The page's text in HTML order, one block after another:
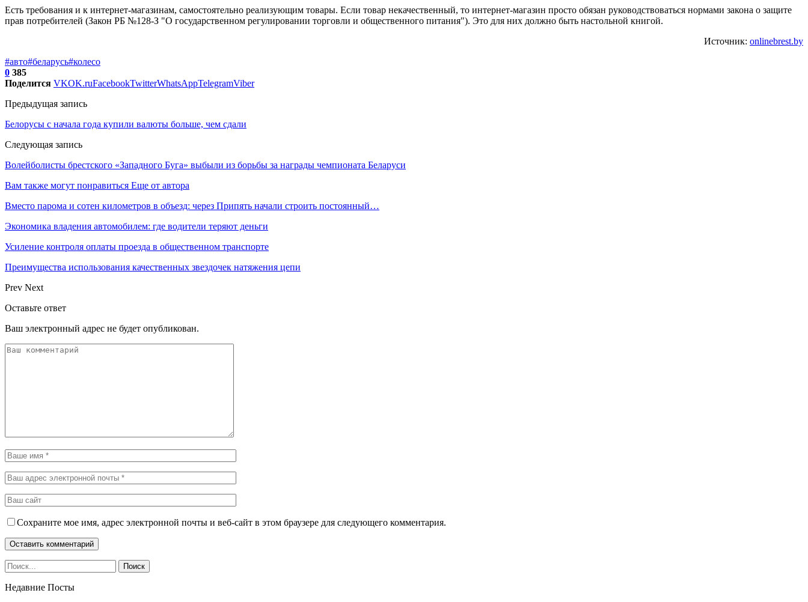
Есть требования и к интернет-магазинам, самостоятельно реализующим товары. Если товар некачественный, то интернет-магазин просто обязан руководствоваться нормами закона о защите
прав потребителей (Закон РБ №128-З "О государственном регулировании торговли и общественного питания"). Это для них должно быть настольной книгой.
Источник: onlinebrest.by
#авто#беларусь#колесо
0 385
Поделится VKOK.ruFacebookTwitterWhatsAppTelegramViber
Предыдущая запись
Белорусы с начала года купили валюты больше, чем сдали
Следующая запись
Волейболисты брестского «Западного Буга» выбыли из борьбы за награды чемпионата Беларуси
Вам также могут понравиться Еще от автора
Вместо парома и сотен километров в объезд: через Припять начали строить постоянный…
Экономика владения автомобилем: где водители теряют деньги
Усиление контроля оплаты проезда в общественном транспорте
Преимущества использования качественных звездочек натяжения цепи
Prev Next
Оставьте ответ
Ваш электронный адрес не будет опубликован.
Сохраните мое имя, адрес электронной почты и веб-сайт в этом браузере для следующего комментария.
Недавние Посты